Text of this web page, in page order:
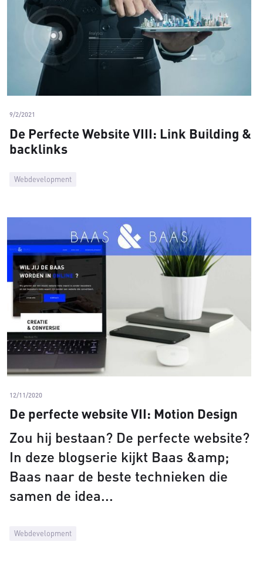
Webdevelopment
9/2/2021
De Perfecte Website VIII: Link Building &
backlinks
Webdevelopment
12/11/2020
De perfecte website VII: Motion Design
Zou hij bestaan? De perfecte website?
In deze blogserie kijkt Baas &amp;
Baas naar de beste technieken die
samen de idea